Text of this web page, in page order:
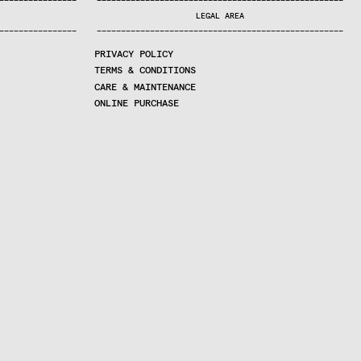
———————————————
LEGAL AREA
———————————————————————————————————————————————————
PRIVACY POLICY
TERMS & CONDITIONS
CARE & MAINTENANCE
ONLINE PURCHASE